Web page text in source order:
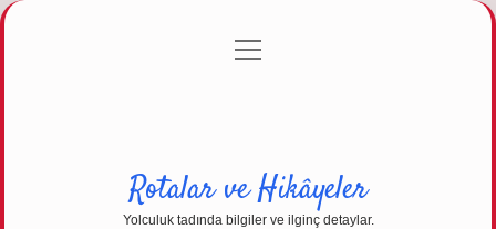
Gizlilik Politikası
menüyü
Rotalar ve Hikâyeler
Yolculuk tadında bilgiler ve ilginç detaylar.